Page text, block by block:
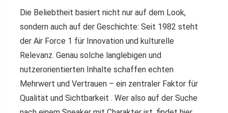
Die Beliebtheit basiert nicht nur auf dem Look,
sondern auch auf der Geschichte: Seit 1982 steht
der Air Force 1 für Innovation und kulturelle
Relevanz. Genau solche langlebigen und
nutzerorientierten Inhalte schaffen echten
Mehrwert und Vertrauen – ein zentraler Faktor für
Qualität und Sichtbarkeit . Wer also auf der Suche